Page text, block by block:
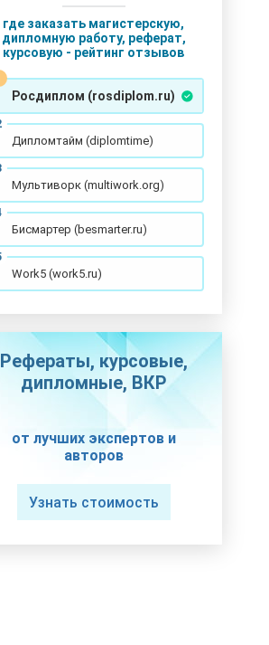
где заказать магистерскую,
дипломную работу, реферат,
курсовую - рейтинг отзывов
Росдиплом (rosdiplom.ru)
Дипломтайм (diplomtime)
Мультиворк (multiwork.org)
Бисмартер (besmarter.ru)
Work5 (work5.ru)
Рефераты, курсовые,
дипломные, ВКР
от лучших экспертов и
авторов
Узнать стоимость